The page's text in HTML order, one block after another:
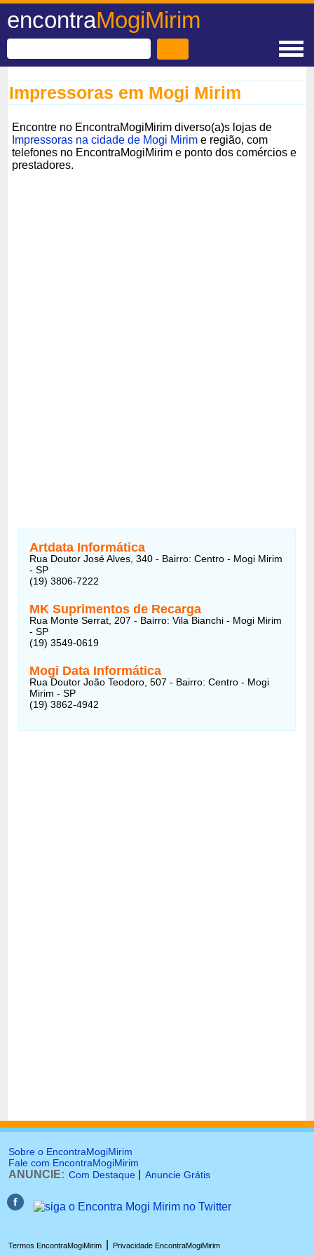
encontraMogiMirim
Impressoras em Mogi Mirim
Encontre no EncontraMogiMirim diverso(a)s lojas de
Impressoras na cidade de Mogi Mirim e região, com
telefones no EncontraMogiMirim e ponto dos comércios e
prestadores.
Artdata Informática
Rua Doutor José Alves, 340 - Bairro: Centro - Mogi Mirim
- SP
(19) 3806-7222
MK Suprimentos de Recarga
Rua Monte Serrat, 207 - Bairro: Vila Bianchi - Mogi Mirim
- SP
(19) 3549-0619
Mogi Data Informática
Rua Doutor João Teodoro, 507 - Bairro: Centro - Mogi
Mirim - SP
(19) 3862-4942
Sobre o EncontraMogiMirim
Fale com EncontraMogiMirim
ANUNCIE: Com Destaque Anuncie Grátis
Termos EncontraMogiMirim Privacidade EncontraMogiMirim